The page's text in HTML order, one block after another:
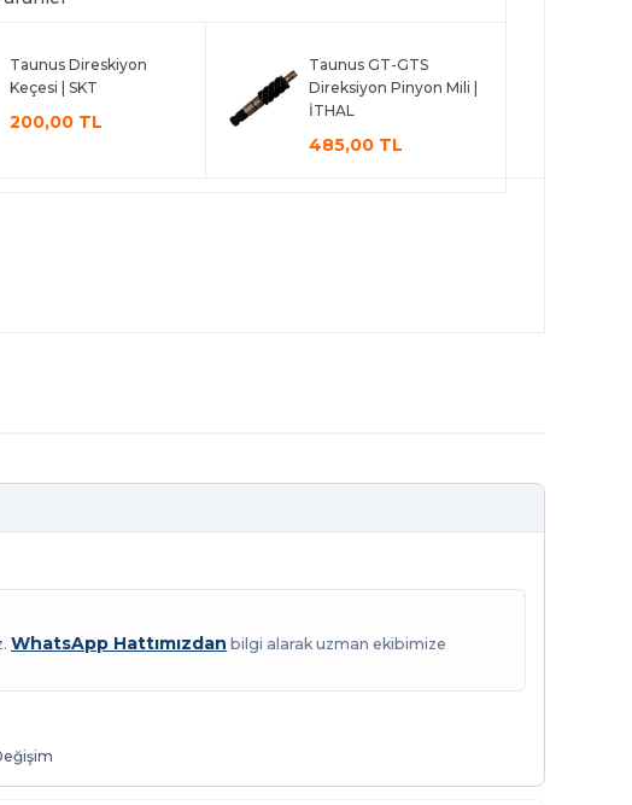
Taunus Direskiyon
Keçesi | SKT
200,00 TL
Taunus GT-GTS
Direksiyon Pinyon Mili |
İTHAL
485,00 TL
WhatsApp Hattımızdan bilgi alarak uzman ekibimize